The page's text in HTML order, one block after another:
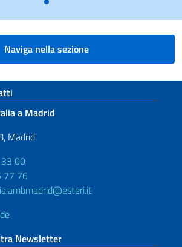
Naviga nella sezione
a Madrid
Madrid
00
77 76
Newsletter